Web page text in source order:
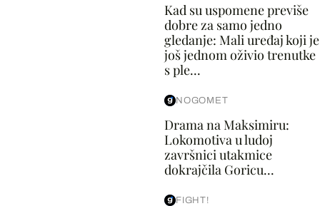
Kad su uspomene previše
dobre za samo jedno
gledanje: Mali uređaj koji je
još jednom oživio trenutke
s ple...
NOGOMET
Drama na Maksimiru:
Lokomotiva u ludoj
završnici utakmice
dokrajčila Goricu...
FIGHT!